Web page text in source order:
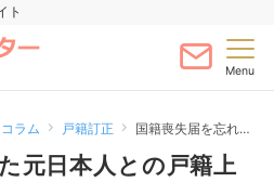
ト
Menu
ラム 戸籍訂正 国籍喪失届を忘れた元日本人との戸籍上の結婚を訂正するには？
元日本人との戸籍上